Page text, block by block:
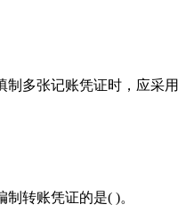
制多张记账凭证时，应采用
转账凭证的是( )。